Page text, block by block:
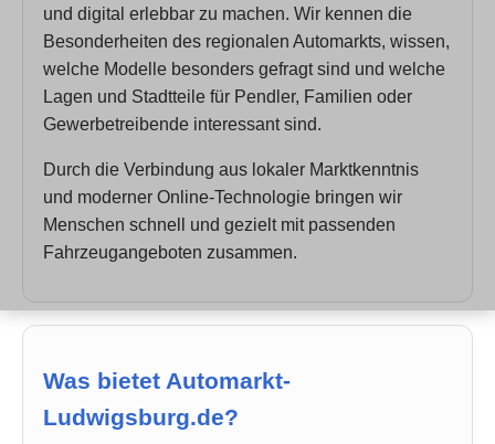
und digital erlebbar zu machen. Wir kennen die
Besonderheiten des regionalen Automarkts, wissen,
welche Modelle besonders gefragt sind und welche
Lagen und Stadtteile für Pendler, Familien oder
Gewerbetreibende interessant sind.
Durch die Verbindung aus lokaler Marktkenntnis
und moderner Online-Technologie bringen wir
Menschen schnell und gezielt mit passenden
Fahrzeugangeboten zusammen.
Was bietet Automarkt-
Ludwigsburg.de?